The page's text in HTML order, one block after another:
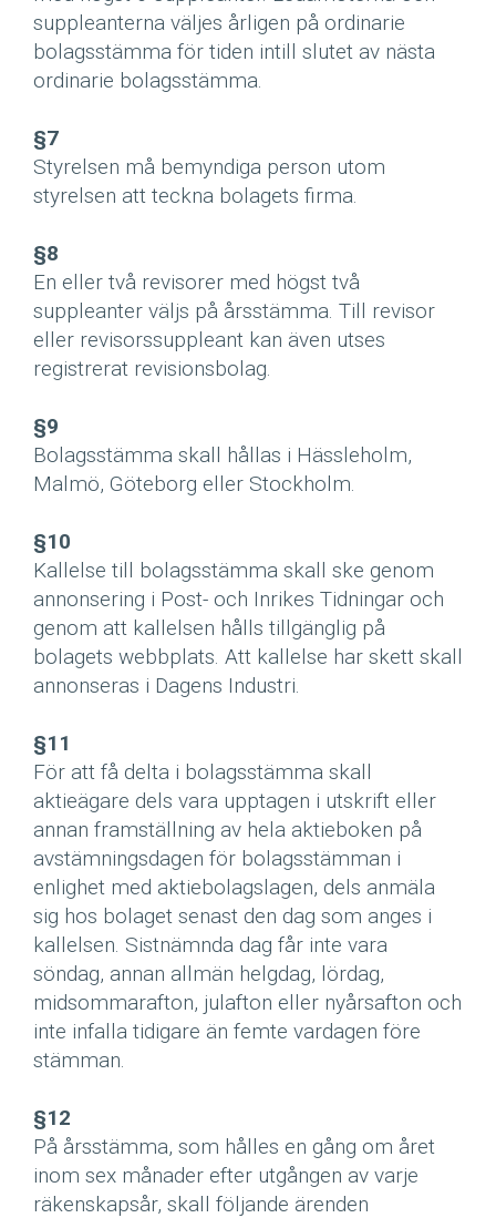
suppleanterna väljes årligen på ordinarie
bolagsstämma för tiden intill slutet av nästa
ordinarie bolagsstämma.
§7
Styrelsen må bemyndiga person utom
styrelsen att teckna bolagets firma.
§8
En eller två revisorer med högst två
suppleanter väljs på årsstämma. Till revisor
eller revisorssuppleant kan även utses
registrerat revisionsbolag.
§9
Bolagsstämma skall hållas i Hässleholm,
Malmö, Göteborg eller Stockholm.
§10
Kallelse till bolagsstämma skall ske genom
annonsering i Post- och Inrikes Tidningar och
genom att kallelsen hålls tillgänglig på
bolagets webbplats. Att kallelse har skett skall
annonseras i Dagens Industri.
§11
För att få delta i bolagsstämma skall
aktieägare dels vara upptagen i utskrift eller
annan framställning av hela aktieboken på
avstämningsdagen för bolagsstämman i
enlighet med aktiebolagslagen, dels anmäla
sig hos bolaget senast den dag som anges i
kallelsen. Sistnämnda dag får inte vara
söndag, annan allmän helgdag, lördag,
midsommarafton, julafton eller nyårsafton och
inte infalla tidigare än femte vardagen före
stämman.
§12
På årsstämma, som hålles en gång om året
inom sex månader efter utgången av varje
räkenskapsår, skall följande ärenden